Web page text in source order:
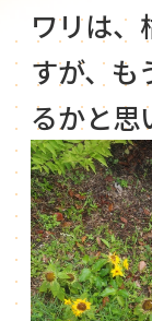
ワリは、
すが、も
るかと思